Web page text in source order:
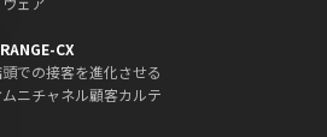
CX
頭での接客を進化させる
ムニチャネル顧客カルテ